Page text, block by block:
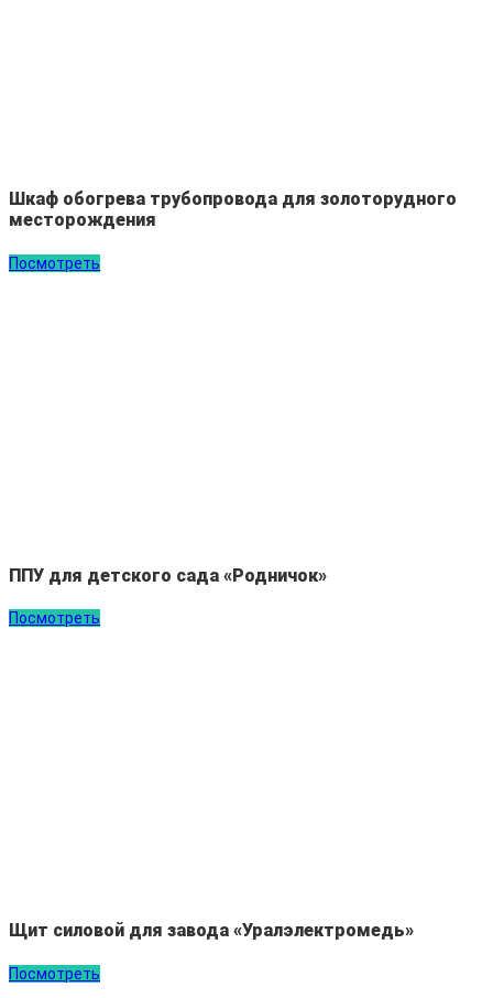
Шкаф обогрева трубопровода для золоторудного
месторождения
Посмотреть
ППУ для детского сада «Родничок»
Посмотреть
Щит силовой для завода «Уралэлектромедь»
Посмотреть